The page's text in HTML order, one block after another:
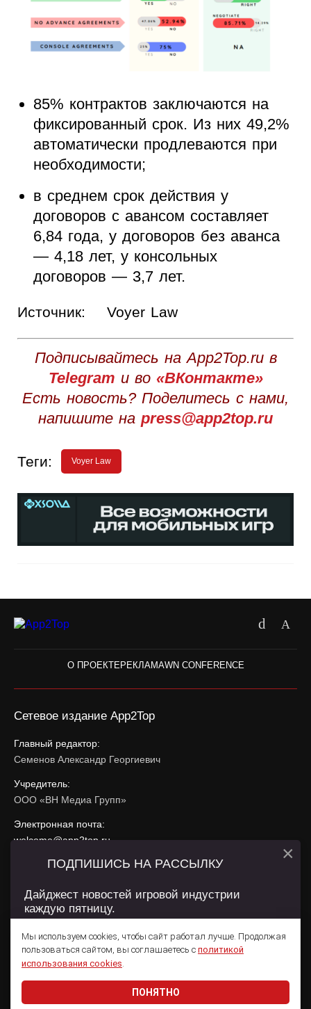
85% контрактов заключаются на
фиксированный срок. Из них 49,2%
автоматически продлеваются при
необходимости;
в среднем срок действия у
договоров с авансом составляет
6,84 года, у договоров без аванса
— 4,18 лет, у консольных
договоров — 3,7 лет.
Источник: Voyer Law
Подписывайтесь на App2Top.ru в
Telegram и во «ВКонтакте»
Есть новость? Поделитесь с нами,
напишите на press@app2top.ru
Теги: Voyer Law
О ПРОЕКТЕРЕКЛАМАWN CONFERENCE
Сетевое издание App2Top
Главный редактор:
Семенов Александр Георгиевич
Учредитель:
ООО «ВН Медиа Групп»
Электронная почта:
welcome@app2top.ru
При использовании материалов активная ссылка на
Сайт использует IP адреса, cookie, данные геолокации
использования содержатся вПолитике конфиденциальностии
Пользовательском соглашении .
© 2011 — 2026 App2Top 16+
Мы используем cookies, чтобы сайт работал лучше. Продолжая
пользоваться сайтом, вы соглашаетесь с политикой
использования cookies.
ПОНЯТНО
ПОДПИШИСЬ НА РАССЫЛКУ
Дайджест новостей игровой индустрии
каждую пятницу.
Даю согласие на обработкуперсональных данных
×